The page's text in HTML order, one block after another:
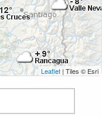
Leaflet | Tiles © Esri